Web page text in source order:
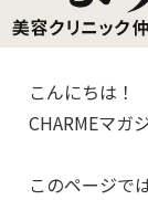
こんにちは！
CHARMEマガ
このページで